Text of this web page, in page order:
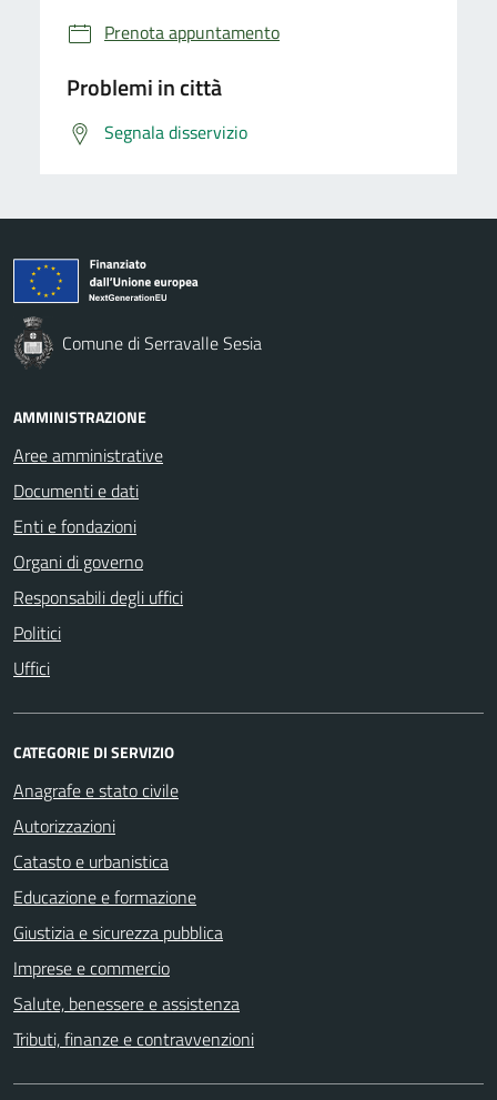
Prenota appuntamento
Problemi in città
Segnala disservizio
Comune di Serravalle Sesia
AMMINISTRAZIONE
Aree amministrative
Documenti e dati
Enti e fondazioni
Organi di governo
Responsabili degli uffici
Politici
Uffici
CATEGORIE DI SERVIZIO
Anagrafe e stato civile
Autorizzazioni
Catasto e urbanistica
Educazione e formazione
Giustizia e sicurezza pubblica
Imprese e commercio
Salute, benessere e assistenza
Tributi, finanze e contravvenzioni